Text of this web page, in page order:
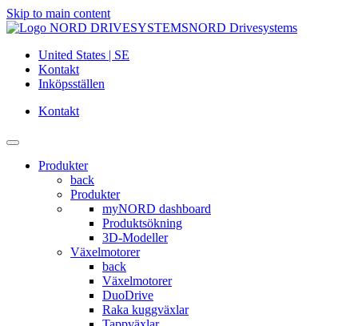
Skip to main content
NORD Drivesystems
United States | SE
Kontakt
Inköpsställen
Kontakt
Produkter
back
Produkter
myNORD dashboard
Produktsökning
3D-Modeller
Växelmotorer
back
Växelmotorer
DuoDrive
Raka kuggväxlar